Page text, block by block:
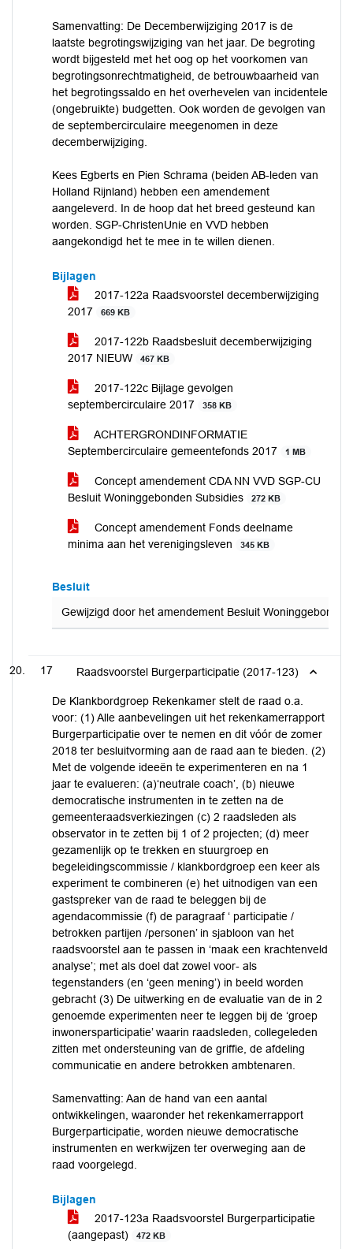
Samenvatting: De Decemberwijziging 2017 is de
laatste begrotingswijziging van het jaar. De begroting
wordt bijgesteld met het oog op het voorkomen van
begrotingsonrechtmatigheid, de betrouwbaarheid van
het begrotingssaldo en het overhevelen van incidentele
(ongebruikte) budgetten. Ook worden de gevolgen van
de septembercirculaire meegenomen in deze
decemberwijziging.
Kees Egberts en Pien Schrama (beiden AB-leden van
Holland Rijnland) hebben een amendement
aangeleverd. In de hoop dat het breed gesteund kan
worden. SGP-ChristenUnie en VVD hebben
aangekondigd het te mee in te willen dienen.
Bijlagen
2017-122a Raadsvoorstel decemberwijziging
2017
669 KB
2017-122b Raadsbesluit decemberwijziging
2017 NIEUW
467 KB
2017-122c Bijlage gevolgen
septembercirculaire 2017
358 KB
ACHTERGRONDINFORMATIE
Septembercirculaire gemeentefonds 2017
1 MB
Concept amendement CDA NN VVD SGP-CU
Besluit Woninggebonden Subsidies
272 KB
Concept amendement Fonds deelname
minima aan het verenigingsleven
345 KB
Besluit
Gewijzigd door het amendement Besluit
17 Raadsvoorstel Burgerparticipatie (2017-123)
De Klankbordgroep Rekenkamer stelt de raad o.a.
voor: (1) Alle aanbevelingen uit het rekenkamerrapport
Burgerparticipatie over te nemen en dit vóór de zomer
2018 ter besluitvorming aan de raad aan te bieden. (2)
Met de volgende ideeën te experimenteren en na 1
jaar te evalueren: (a)‘neutrale coach’, (b) nieuwe
democratische instrumenten in te zetten na de
gemeenteraadsverkiezingen (c) 2 raadsleden als
observator in te zetten bij 1 of 2 projecten; (d) meer
gezamenlijk op te trekken en stuurgroep en
begeleidingscommissie / klankbordgroep een keer als
experiment te combineren (e) het uitnodigen van een
gastspreker van de raad te beleggen bij de
agendacommissie (f) de paragraaf ‘ participatie /
betrokken partijen /personen’ in sjabloon van het
raadsvoorstel aan te passen in ‘maak een krachtenveld
analyse’; met als doel dat zowel voor- als
tegenstanders (en ‘geen mening’) in beeld worden
gebracht (3) De uitwerking en de evaluatie van de in 2
genoemde experimenten neer te leggen bij de ‘groep
inwonersparticipatie’ waarin raadsleden, collegeleden
zitten met ondersteuning van de griffie, de afdeling
communicatie en andere betrokken ambtenaren.
Samenvatting: Aan de hand van een aantal
ontwikkelingen, waaronder het rekenkamerrapport
Burgerparticipatie, worden nieuwe democratische
instrumenten en werkwijzen ter overweging aan de
raad voorgelegd.
Bijlagen
2017-123a Raadsvoorstel Burgerparticipatie
(aangepast)
472 KB